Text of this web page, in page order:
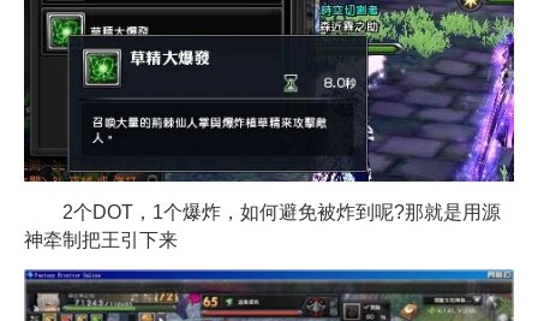
2个DOT，1个爆炸，如何避免被炸到呢?那就是用源
神牵制把王引下来